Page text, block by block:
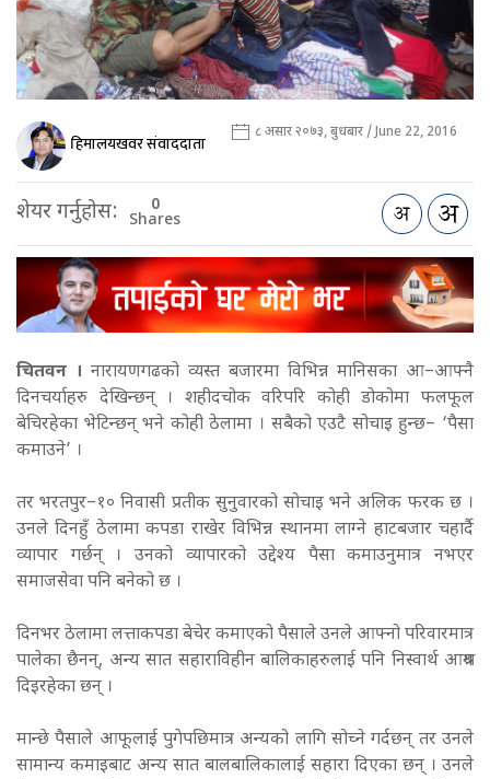
हिमालयखवर संवाददाता ८ असार २०७३, बुधबार / June 22, 2016
शेयर गर्नुहोस: 0
Shares
चितवन । नारायणगढको व्यस्त बजारमा विभिन्न मानिसका आ–आफ्नै
दिनचर्याहरु देखिन्छन् । शहीदचोक वरिपरि कोही डोकोमा फलफूल
बेचिरहेका भेटिन्छन् भने कोही ठेलामा । सबैको एउटै सोचाइ हुन्छ– ‘पैसा
कमाउने’ ।
तर भरतपुर–१० निवासी प्रतीक सुनुवारको सोचाइ भने अलिक फरक छ ।
उनले दिनहुँ ठेलामा कपडा राखेर विभिन्न स्थानमा लाग्ने हाटबजार चहार्दै
व्यापार गर्छन् । उनको व्यापारको उद्देश्य पैसा कमाउनुमात्र नभएर
समाजसेवा पनि बनेको छ ।
दिनभर ठेलामा लत्ताकपडा बेचेर कमाएको पैसाले उनले आफ्नो परिवारमात्र
पालेका छैनन्, अन्य सात सहाराविहीन बालिकाहरुलाई पनि निस्वार्थ आश्रय
दिइरहेका छन् ।
मान्छे पैसाले आफूलाई पुगेपछिमात्र अन्यको लागि सोच्ने गर्दछन् तर उनले
सामान्य कमाइबाट अन्य सात बालबालिकालाई सहारा दिएका छन् । उनले